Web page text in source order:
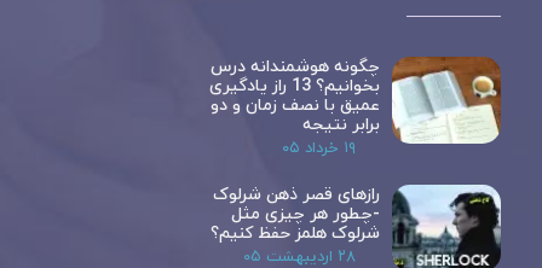
چگونه هوشمندانه درس
بخوانیم؟ 13 راز یادگیری
عمیق با نصف زمان و دو
برابر نتیجه
۱۹ خرداد ۰۵
رازهای قصر ذهن شرلوک
-چطور هر چیزی مثل
شرلوک هلمز حفظ کنیم؟
۲۸ اردیبهشت ۰۵